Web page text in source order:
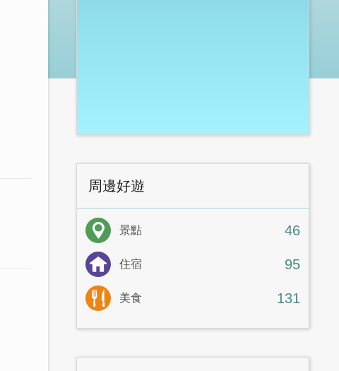
周邊好遊
景點 46
住宿 95
美食 131